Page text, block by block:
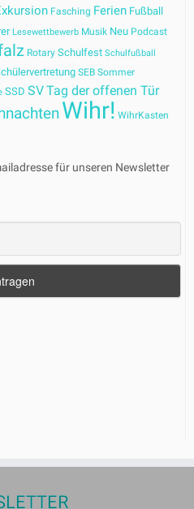
Fasching Ferien Fußball
Lesewettbewerb Musik Neu Podcast
Rotary Schulfest Schulfußball
SEB Sommer
SSD SVTag der offenen Tür
Wihr! WihrKasten
für unseren Newsletter